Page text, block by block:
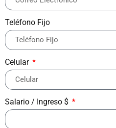
Teléfono Fijo
Celular
Salario / Ingreso $